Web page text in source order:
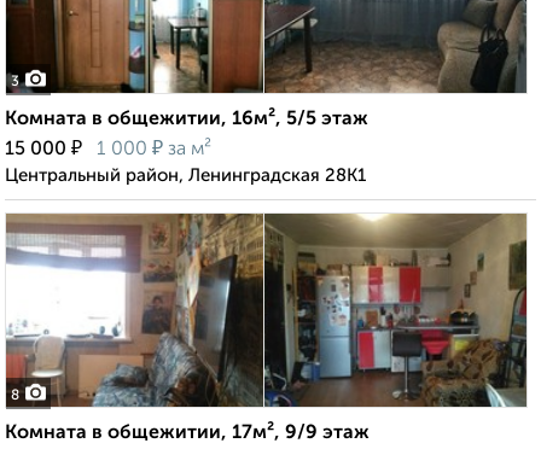
3
Комната в общежитии, 16м², 5/5 этаж
15 000 ₽ 1 000 ₽ за м²
Центральный район, Ленинградская 28К1
8
Комната в общежитии, 17м², 9/9 этаж